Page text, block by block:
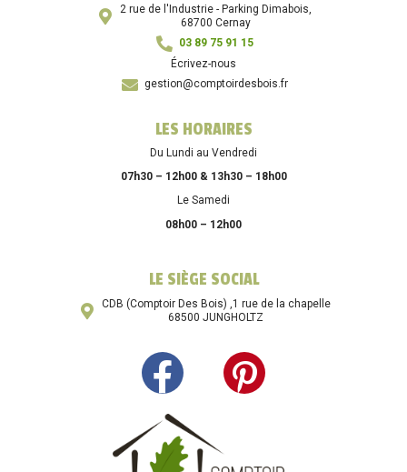
2 rue de l'Industrie - Parking Dimabois,
68700 Cernay
03 89 75 91 15
Écrivez-nous
gestion@comptoirdesbois.fr
LES HORAIRES
Du Lundi au Vendredi
07h30 – 12h00 & 13h30 – 18h00
Le Samedi
08h00 – 12h00
LE SIÈGE SOCIAL
CDB (Comptoir Des Bois) ,1 rue de la chapelle
68500 JUNGHOLTZ